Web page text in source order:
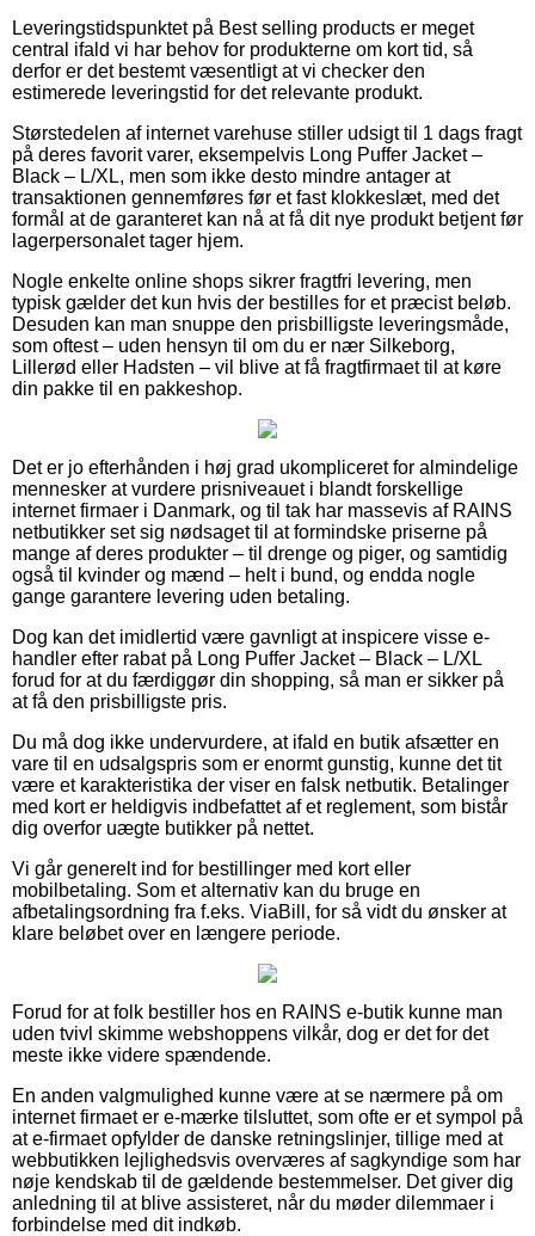
Leveringstidspunktet på Best selling products er meget
central ifald vi har behov for produkterne om kort tid, så
derfor er det bestemt væsentligt at vi checker den
estimerede leveringstid for det relevante produkt.
Størstedelen af internet varehuse stiller udsigt til 1 dags fragt
på deres favorit varer, eksempelvis Long Puffer Jacket –
Black – L/XL, men som ikke desto mindre antager at
transaktionen gennemføres før et fast klokkeslæt, med det
formål at de garanteret kan nå at få dit nye produkt betjent før
lagerpersonalet tager hjem.
Nogle enkelte online shops sikrer fragtfri levering, men
typisk gælder det kun hvis der bestilles for et præcist beløb.
Desuden kan man snuppe den prisbilligste leveringsmåde,
som oftest – uden hensyn til om du er nær Silkeborg,
Lillerød eller Hadsten – vil blive at få fragtfirmaet til at køre
din pakke til en pakkeshop.
Det er jo efterhånden i høj grad ukompliceret for almindelige
mennesker at vurdere prisniveauet i blandt forskellige
internet firmaer i Danmark, og til tak har massevis af RAINS
netbutikker set sig nødsaget til at formindske priserne på
mange af deres produkter – til drenge og piger, og samtidig
også til kvinder og mænd – helt i bund, og endda nogle
gange garantere levering uden betaling.
Dog kan det imidlertid være gavnligt at inspicere visse e-
handler efter rabat på Long Puffer Jacket – Black – L/XL
forud for at du færdiggør din shopping, så man er sikker på
at få den prisbilligste pris.
Du må dog ikke undervurdere, at ifald en butik afsætter en
vare til en udsalgspris som er enormt gunstig, kunne det tit
være et karakteristika der viser en falsk netbutik. Betalinger
med kort er heldigvis indbefattet af et reglement, som bistår
dig overfor uægte butikker på nettet.
Vi går generelt ind for bestillinger med kort eller
mobilbetaling. Som et alternativ kan du bruge en
afbetalingsordning fra f.eks. ViaBill, for så vidt du ønsker at
klare beløbet over en længere periode.
Forud for at folk bestiller hos en RAINS e-butik kunne man
uden tvivl skimme webshoppens vilkår, dog er det for det
meste ikke videre spændende.
En anden valgmulighed kunne være at se nærmere på om
internet firmaet er e-mærke tilsluttet, som ofte er et sympol på
at e-firmaet opfylder de danske retningslinjer, tillige med at
webbutikken lejlighedsvis overværes af sagkyndige som har
nøje kendskab til de gældende bestemmelser. Det giver dig
anledning til at blive assisteret, når du møder dilemmaer i
forbindelse med dit indkøb.